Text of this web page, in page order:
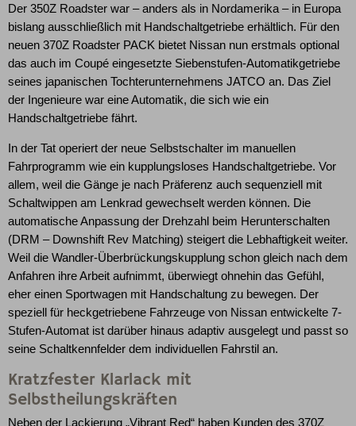
Der 350Z Roadster war – anders als in Nordamerika – in Europa
bislang ausschließlich mit Handschaltgetriebe erhältlich. Für den
neuen 370Z Roadster PACK bietet Nissan nun erstmals optional
das auch im Coupé eingesetzte Siebenstufen-Automatikgetriebe
seines japanischen Tochterunternehmens JATCO an. Das Ziel
der Ingenieure war eine Automatik, die sich wie ein
Handschaltgetriebe fährt.
In der Tat operiert der neue Selbstschalter im manuellen
Fahrprogramm wie ein kupplungsloses Handschaltgetriebe. Vor
allem, weil die Gänge je nach Präferenz auch sequenziell mit
Schaltwippen am Lenkrad gewechselt werden können. Die
automatische Anpassung der Drehzahl beim Herunterschalten
(DRM – Downshift Rev Matching) steigert die Lebhaftigkeit weiter.
Weil die Wandler-Überbrückungskupplung schon gleich nach dem
Anfahren ihre Arbeit aufnimmt, überwiegt ohnehin das Gefühl,
eher einen Sportwagen mit Handschaltung zu bewegen. Der
speziell für heckgetriebene Fahrzeuge von Nissan entwickelte 7-
Stufen-Automat ist darüber hinaus adaptiv ausgelegt und passt so
seine Schaltkennfelder dem individuellen Fahrstil an.
Kratzfester Klarlack mit
Selbstheilungskräften
Neben der Lackierung „Vibrant Red“ haben Kunden des 370Z